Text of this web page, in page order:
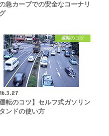
急カーブでの安全なコーナリ
運転のコツ
運転のコツ】セルフ式ガソリン
ンドの使い方